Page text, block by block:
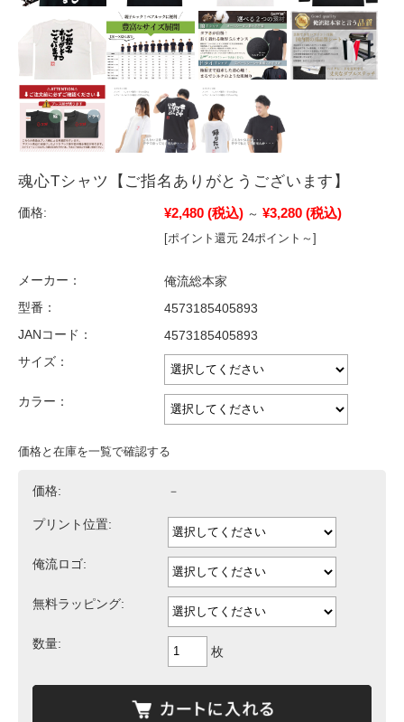
魂心Tシャツ【ご指名ありがとうございます】
価格: ¥2,480 (税込) ～ ¥3,280 (税込)
[ポイント還元 24ポイント～]
メーカー：
俺流総本家
型番：
4573185405893
JANコード：
4573185405893
サイズ：
カラー：
価格と在庫を一覧で確認する
価格: －
プリント位置:
俺流ロゴ:
無料ラッピング:
数量:
枚